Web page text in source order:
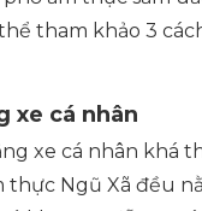
tham khảo 3
xe cá nhân
xe cá nhân khá
thực Ngũ Xã đều